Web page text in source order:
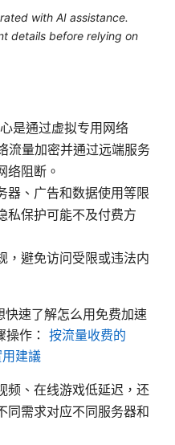
with AI assistance.
details before relying on
是通过虚拟专用网络
流量加密并通过远端服务
络阻断。
器、广告和数据使用等限
私保护可能不及付费方
，避免访问受限或违法内
速了解怎么用免费加速
作： 按流量收费的
建議
频、在线游戏低延迟，还
同需求对应不同服务器和